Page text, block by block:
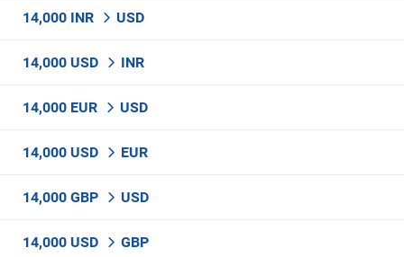
14,000 INR USD
14,000 USD INR
14,000 EUR USD
14,000 USD EUR
14,000 GBP USD
14,000 USD GBP